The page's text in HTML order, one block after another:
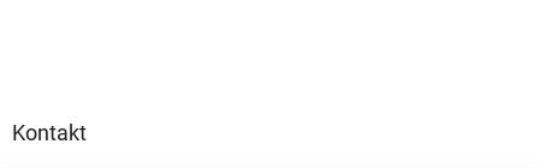
Kontakt